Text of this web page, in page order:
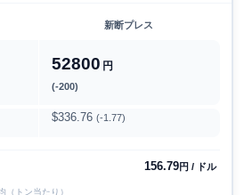
新断プレス
52800 円
(-200)
$336.76 (-1.77)
156.79円 / ドル
トン当たり）